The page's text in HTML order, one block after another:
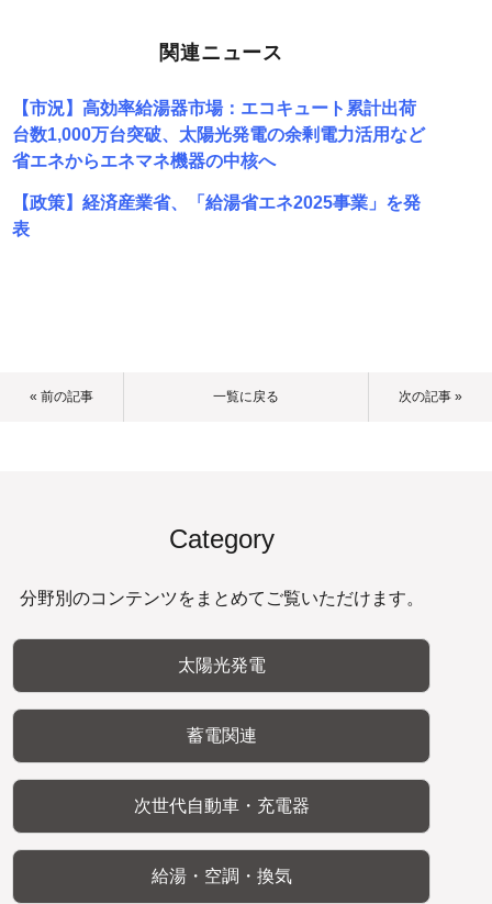
関連ニュース
【市況】高効率給湯器市場：エコキュート累計出荷
台数1,000万台突破、太陽光発電の余剰電力活用など
省エネからエネマネ機器の中核へ
【政策】経済産業省、「給湯省エネ2025事業」を発
表
« 前の記事 一覧に戻る 次の記事 »
Category
分野別のコンテンツをまとめてご覧いただけます。
太陽光発電
蓄電関連
次世代自動車・充電器
給湯・空調・換気